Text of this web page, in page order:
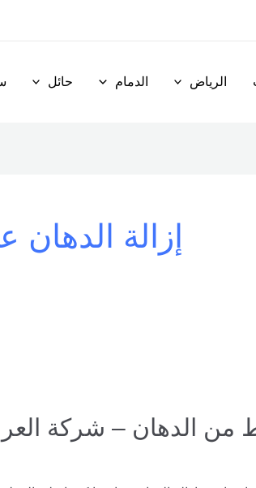
الرياض الدمام حائل
إزالة الدهان
من الدهان – شركة